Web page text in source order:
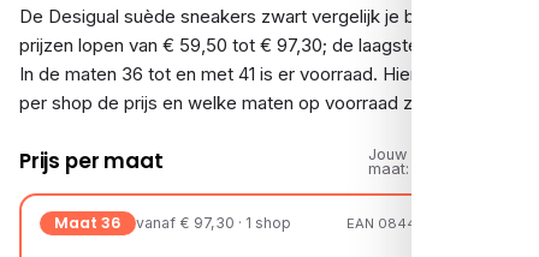
De Desigual suède sneakers zwart vergelijk je bij 1 shop. De
prijzen lopen van € 59,50 tot € 97,30; de laagste is € 59,50.
In de maten 36 tot en met 41 is er voorraad. Hieronder zie je
per shop de prijs en welke maten op voorraad zijn.
Prijs per maat
Jouw
maat:
Maat 36 vanaf € 97,30 · 1 shop EAN 08445110821800